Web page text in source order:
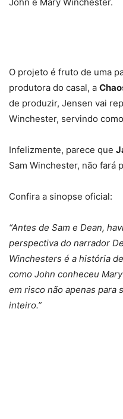
O projeto é fruto de uma
produtora do casal, a
de produzir, Jensen vai
Winchester, servindo
Infelizmente, parece que
Sam Winchester, não fará
Confira a sinopse oficial:
“Antes de Sam e Dean,
perspectiva do narrador
Winchesters é a história
como John conheceu
em risco não apenas para
inteiro.”